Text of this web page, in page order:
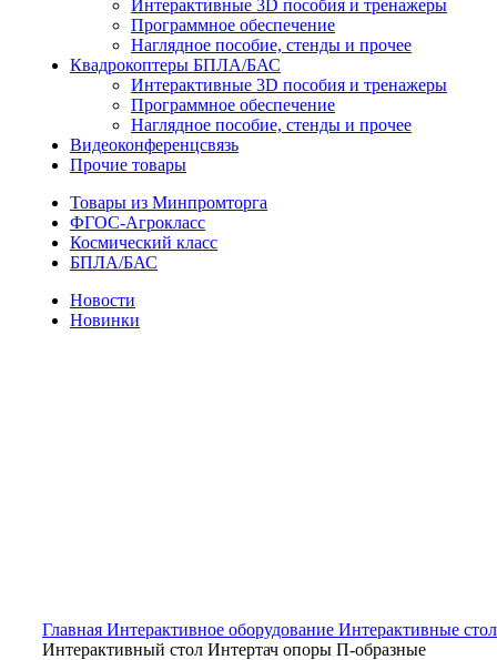
Интерактивные 3D пособия и тренажеры
Программное обеспечение
Наглядное пособие, стенды и прочее
Квадрокоптеры БПЛА/БАС
Интерактивные 3D пособия и тренажеры
Программное обеспечение
Наглядное пособие, стенды и прочее
Видеоконференцсвязь
Прочие товары
Товары из Минпромторга
ФГОС-Агрокласс
Космический класс
БПЛА/БАС
Новости
Новинки
Главная Интерактивное оборудование Интерактивные
Интерактивный стол Интертач опоры П-образные